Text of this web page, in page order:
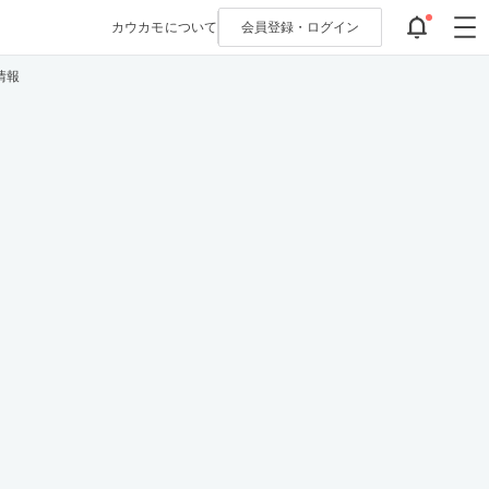
カウカモについて 会員登録・ ログイン
報